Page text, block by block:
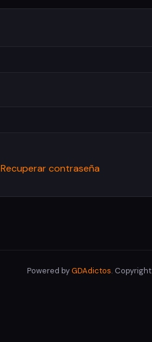
Recuperar contraseña
Powered byGDAdictos.